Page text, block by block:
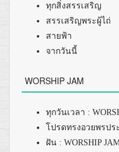
ทุกสิ่งสรรเสริญ
สรรเสริญพระผู้ไถ่
สายฟ้า
จากวันนี้
WORSHIP JAM
ทุกวันเวลา :
โปรดทรงอวยพรปร
ฝัน : WORSHIP